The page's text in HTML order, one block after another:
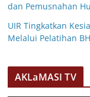
dan Pemusnahan
UIR Tingkatkan
Melalui Pelatihan
AKLaMASI TV